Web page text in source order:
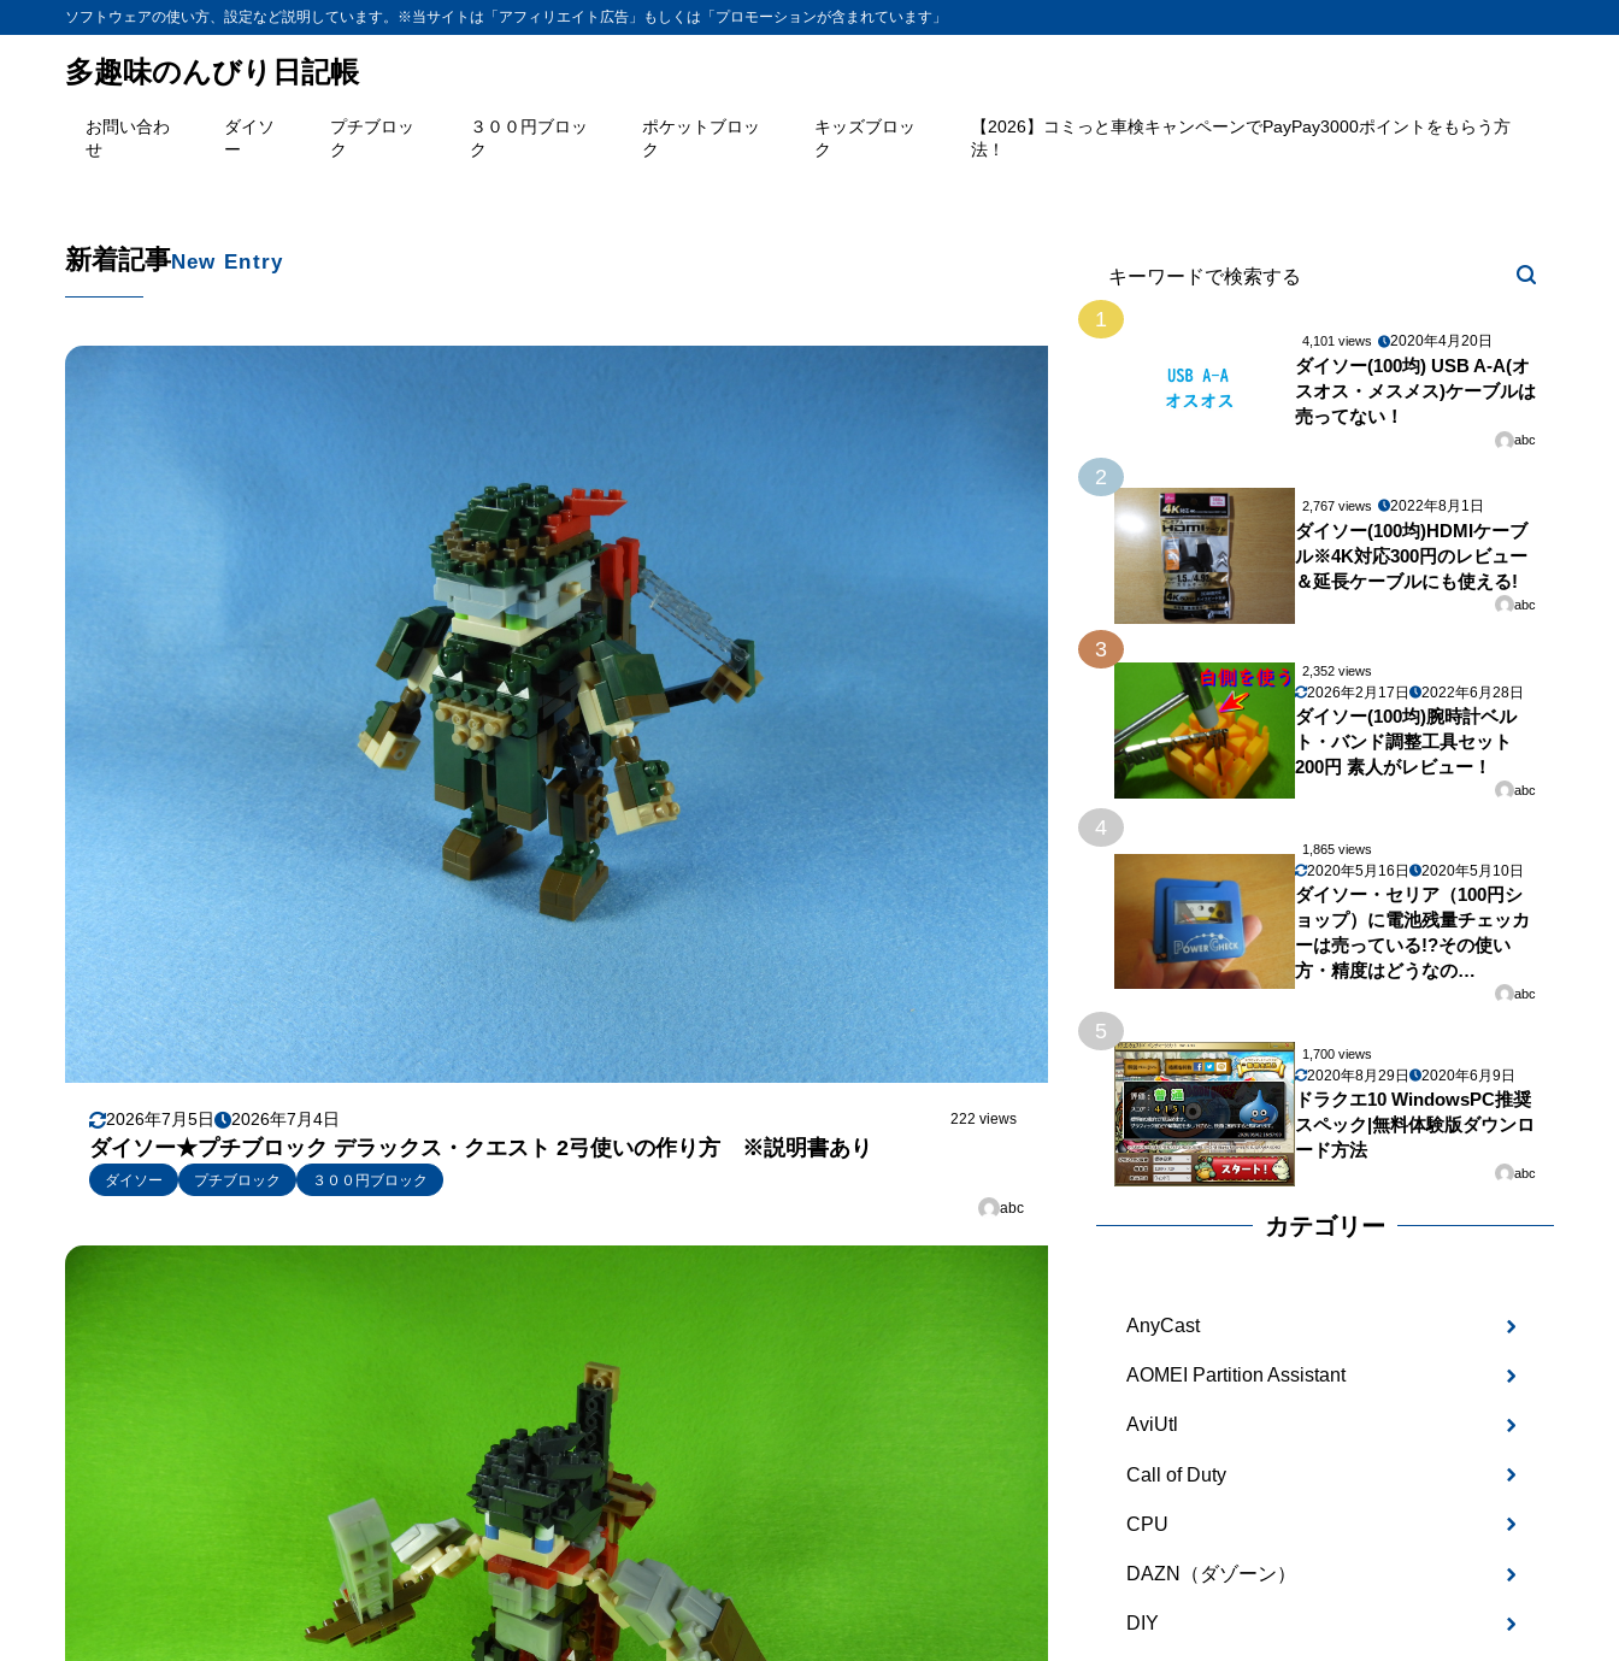
ソフトウェアの使い方、設定など説明しています。※当サイトは「アフィリエイト広告」もしくは「プロモーションが含まれています」
多趣味のんびり日記帳
お問い合わ
せ
ダイソ
ー
プチブロッ
ク
３００円ブロッ
ク
ポケットブロッ
ク
キッズブロッ
ク
【2026】コミっと車検キャンペーンでPayPay3000ポイントをもらう方
法！
新着記事New Entry
2026年7月5日 2026年7月4日 222 views
ダイソー★プチブロック デラックス・クエスト 2弓使いの作り方 ※説明書あり
ダイソー プチブロック
３００円ブロック
abc
1
4,101 views 2020年4月20日
ダイソー(100均) USB A-A(オ
スオス・メスメス)ケーブルは
売ってない！
abc
2
2,767 views 2022年8月1日
ダイソー(100均)HDMIケーブ
ル※4K対応300円のレビュー
＆延長ケーブルにも使える!
abc
3
2,352 views
2026年2月17日 2022年6月28日
ダイソー(100均)腕時計ベル
ト・バンド調整工具セット
200円 素人がレビュー！
abc
4
1,865 views
2020年5月16日 2020年5月10日
ダイソー・セリア（100円シ
ョップ）に電池残量チェッカ
ーは売っている!?その使い
方・精度はどうなの…
abc
5
1,700 views
2020年8月29日 2020年6月9日
ドラクエ10 WindowsPC推奨
スペック|無料体験版ダウンロ
ード方法
abc
カテゴリー
AnyCast
AOMEI Partition Assistant
AviUtl
Call of Duty
CPU
DAZN（ダゾーン）
DIY